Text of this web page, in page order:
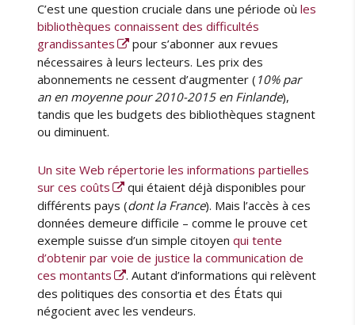
C’est une question cruciale dans une période oùles
bibliothèques connaissent des difficultés
grandissantes
pour s’abonner aux revues
nécessaires à leurs lecteurs. Les prix des
abonnements ne cessent d’augmenter ( 10% par
an en moyenne pour 2010-2015 en Finlande),
tandis que les budgets des bibliothèques stagnent
ou diminuent.
Un site Web répertorie les informations partielles
sur ces coûts
qui étaient déjà disponibles pour
différents pays (dont la France). Mais l’accès à ces
données demeure difficile – comme le prouve cet
exemple suisse d’un simple citoyenqui tente
d’obtenir par voie de justice la communication de
ces montants
. Autant d’informations qui relèvent
des politiques des consortia et des États qui
négocient avec les vendeurs.